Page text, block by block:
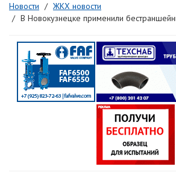
Новости
ЖКХ новости
В Новокузнецке применили